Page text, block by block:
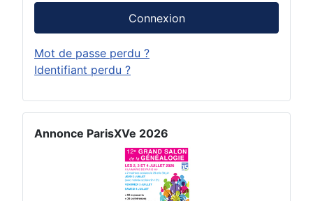
Connexion
Mot de passe perdu ?
Identifiant perdu ?
Annonce ParisXVe 2026